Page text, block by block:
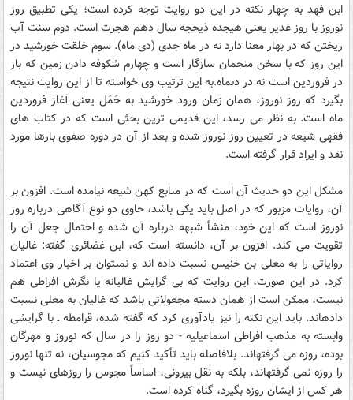
ابن فهد به چهار نکته در اين دو روايت توجه کرده است؛ يکى تطبيق روز
نوروز با روز غدير يعنى هيجده ذيحجه سال دهم هجرت است. دوم سنت آب
ريختن که در بهار معنا دارد نه در ماه جدى (دى ‏ماه). سوم خلقت خورشيد در
اين روز که با سخن منجمان سازگار است و چهارم شکوفه دادن زمين که باز
در فروردين است نه در دى‏ماه.به اين ترتيب وى خواسته تا از اين روايت نتيجه
بگيرد که روز نوروز، همان زمان ورود خورشيد به حَمَل يعنى آغاز فروردين
ماه است. به نظر مى‏ رسد، اين قديمى‏ ترين بحثى است که در کتاب هاى
فقهى شيعه در تعيين روز نوروز شده و بعد از آن در دوره صفوى بارها مورد
نقد و ايراد قرار گرفته است.
مشکل اين دو حديث آن است که در منابع کهن شيعه نيامده است. افزون بر
آن، روايات مزبور که در اصل بايد يکى باشد، حاوى دو نوع آگاهى درباره روز
نوروز است که اين خود، منشأ شبهه درباره آن شده و احتمال جعل آن را
تقويت مى‏ کند. افزون بر آن، دانسته است که، ابن غضائرى گفته: غاليان
رواياتى را به معلى بن خنيس نسبت داده اند و نمى‏توان بر اخبار وى اعتماد
کرد. در اين صورت، اين روايت که بى‏ گرايش غاليانه يا نگرش افراطى هم
نيست، ممکن است از همان دسته مجعولاتى باشد که غاليان به معلى نسبت
داده‏اند. بايد اين نکته را نيز يادآورى کرد که گفته شده، قرامطه ـ با گرايشى
وابسته به مذهب افراطى اسماعيليه - دو روز را در سال که نوروز و مهرگان
بوده، روزه مى‏ گرفته‏اند. بلافاصله بايد تأکيد کنيم که مجوسيان، نه تنها نوروز
را روزه نمى ‏گرفته‏اند، بلکه به نقل بيرونى، اساساً مجوس را روزه‏اى نيست و
هر کس از ايشان روزه بگيرد، گناه کرده است.